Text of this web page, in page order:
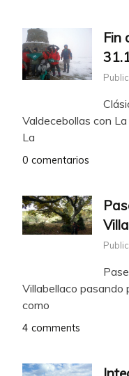
Fin
Valdecebollas con
La
0 comentarios
Villabellaco pasando
como
4 comments